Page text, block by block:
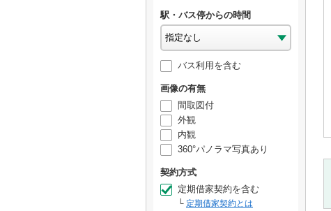
駅・バス停からの時間
バス利用を含む
画像の有無
間取図付
外観
内観
360°パノラマ写真あり
契約方式
定期借家契約を含む
定期借家契約とは